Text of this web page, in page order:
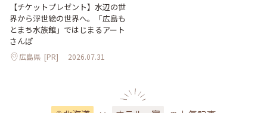
【チケットプレゼント】水辺の世
界から浮世絵の世界へ。「広島も
とまち水族館」ではじまるアート
さんぽ
広島県 [PR] 2026.07.31